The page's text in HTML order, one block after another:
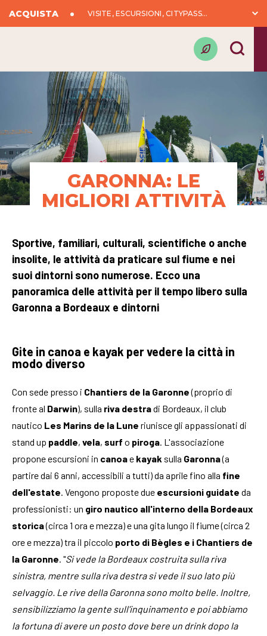
ACQUISTA VISITE, ESCURSIONI, CITYPASS...
GARONNA: LE
MIGLIORI ATTIVITÀ
Sportive, familiari, culturali, scientifiche o anche
insolite, le attività da praticare sul fiume e nei
suoi dintorni sono numerose. Ecco una
panoramica delle attività per il tempo libero sulla
Garonna a Bordeaux e dintorni
Gite in canoa e kayak per vedere la città in
modo diverso
Con sede presso i Chantiers de la Garonne(proprio di
fronte al Darwin), sulla riva destradi Bordeaux, il club
nautico Les Marins de la Lune riunisce gli appassionati di
stand up paddle, vela, surf o piroga. L'associazione
propone escursioni in canoae kayak sulla Garonna(a
partire dai 6 anni, accessibili a tutti) da aprile fino alla fine
dell'estate. Vengono proposte due escursioni guidate da
professionisti: un giro nautico all'interno della Bordeaux
storica(circa 1 ora e mezza) e una gita lungo il fiume (circa 2
ore e mezza) tra il piccolo porto di Bègles e i Chantiers de
la Garonne. "Si vede la Bordeaux costruita sulla riva
sinistra, mentre sulla riva destra si vede il suo lato più
selvaggio. Le rive della Garonna sono molto belle. Inoltre,
sensibilizziamo la gente sull'inquinamento e poi abbiamo
la fortuna di avere un posto dove bere un drink dopo la